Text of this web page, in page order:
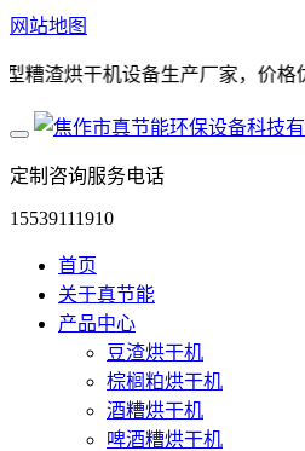
网站地图
渣烘干机设备生产厂家，价格
定制咨询服务电话
15539111910
首页
关于真节能
产品中心
豆渣烘干机
棕榈粕烘干机
酒糟烘干机
啤酒糟烘干机